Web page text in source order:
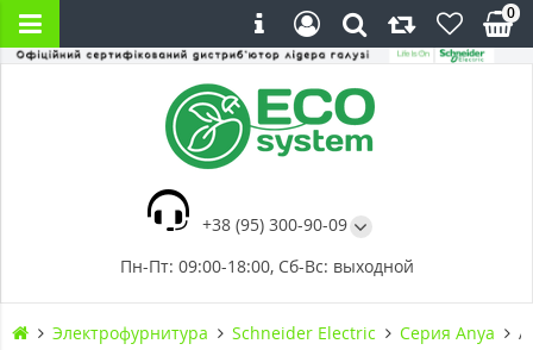
+38 (95) 300-90-09
Пн-Пт: 09:00-18:00, Сб-Вс: выходной
0
Электрофурнитура Schneider Electric Серия Anya